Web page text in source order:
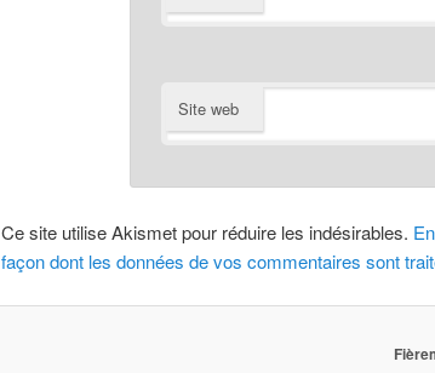
Site web
Ce site utilise Akismet pour réduire les indésirables.
façon dont les données de vos commentaires sont